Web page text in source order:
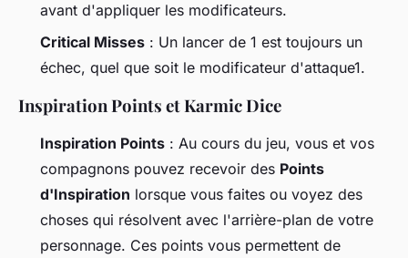
avant d'appliquer les modificateurs.
Critical Misses : Un lancer de 1 est toujours un
échec, quel que soit le modificateur d'attaque1.
Inspiration Points et Karmic Dice
Inspiration Points : Au cours du jeu, vous et vos
compagnons pouvez recevoir des Points
d'Inspiration lorsque vous faites ou voyez des
choses qui résolvent avec l'arrière-plan de votre
personnage. Ces points vous permettent de